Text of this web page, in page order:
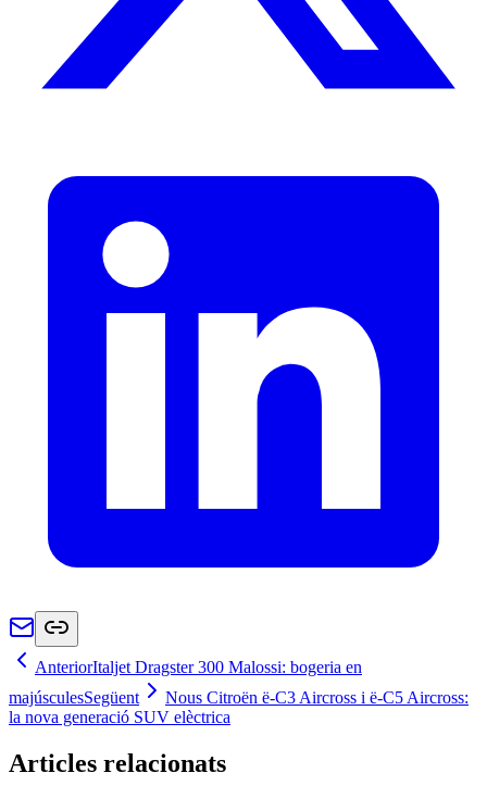
AnteriorItaljet Dragster 300 Malossi: bogeria en
majúsculesSegüent
Nous Citroën ë-C3 Aircross i ë-C5 Aircross:
la nova generació SUV elèctrica
Articles relacionats